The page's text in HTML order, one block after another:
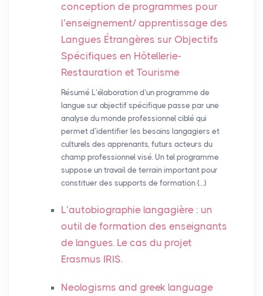
conception de programmes pour
l’enseignement/ apprentissage des
Langues Étrangères sur Objectifs
Spécifiques en Hôtellerie-
Restauration et Tourisme
Résumé L’élaboration d’un programme de
langue sur objectif spécifique passe par une
analyse du monde professionnel ciblé qui
permet d’identifier les besoins langagiers et
culturels des apprenants, futurs acteurs du
champ professionnel visé. Un tel programme
suppose un travail de terrain important pour
constituer des supports de formation (…)
L’autobiographie langagière : un
outil de formation des enseignants
de langues. Le cas du projet
Erasmus IRIS.
Neologisms and greek language